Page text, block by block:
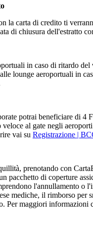
la carta di credito ti
di chiusura dell'estratto
in caso di ritardo del
lounge aeroportuali in
potrai beneficiare di 4
al gate negli
vai su Registrazione |
prenotando con
pacchetto di coperture
l'annullamento o
mediche, il rimborso per
Per maggiori informazioni